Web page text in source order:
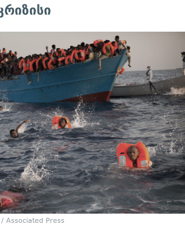
Associated Press